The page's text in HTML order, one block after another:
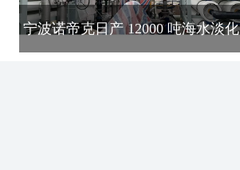
宁波诺帝克日产 12000 吨海水淡化